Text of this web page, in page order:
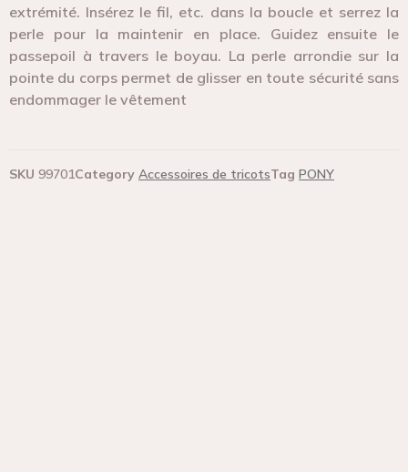
extrémité. Insérez le fil, etc. dans la boucle et serrez la
perle pour la maintenir en place. Guidez ensuite le
passepoil à travers le boyau. La perle arrondie sur la
pointe du corps permet de glisser en toute sécurité sans
endommager le vêtement
SKU 99701Category Accessoires de tricotsTag PONY